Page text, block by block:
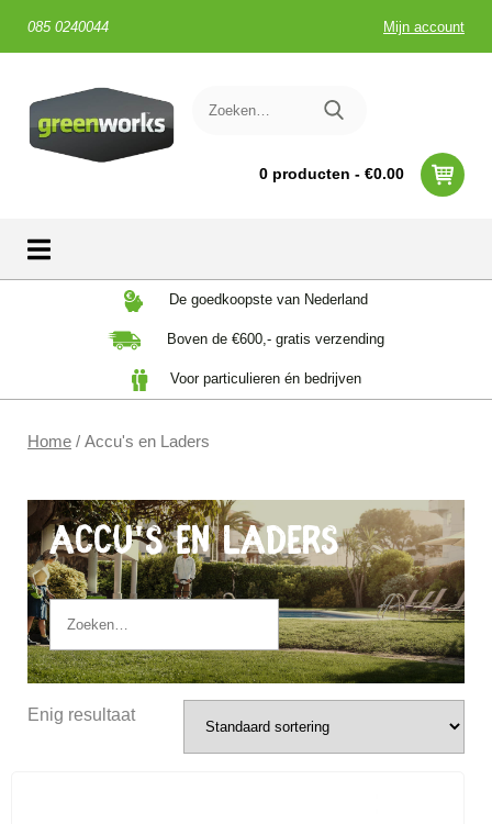
085 0240044 Mijn account
0 producten - €0.00
De goedkoopste van Nederland
Boven de €600,- gratis verzending
Voor particulieren én bedrijven
Home / Accu's en Laders
Accu's en Laders
Enig resultaat